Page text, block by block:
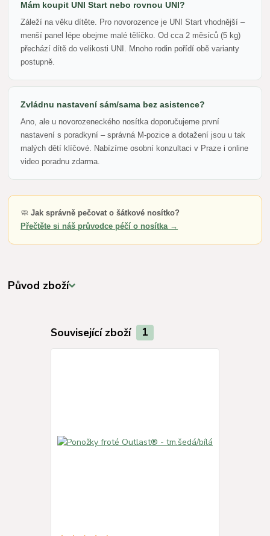
Mám koupit UNI Start nebo rovnou UNI?
Záleží na věku dítěte. Pro novorozence je UNI Start vhodnější –
menší panel lépe obejme malé tělíčko. Od cca 2 měsíců (5 kg)
přechází dítě do velikosti UNI. Mnoho rodin pořídí obě varianty
postupně.
Zvládnu nastavení sám/sama bez asistence?
Ano, ale u novorozeneckého nosítka doporučujeme první
nastavení s poradkyní – správná M-pozice a dotažení jsou u tak
malých dětí klíčové. Nabízíme osobní konzultaci v Praze i online
video poradnu zdarma.
🧼Jak správně pečovat o šátkové nosítko?
Přečtěte si náš průvodce péčí o nosítka →
Původ zboží
Související zboží 1